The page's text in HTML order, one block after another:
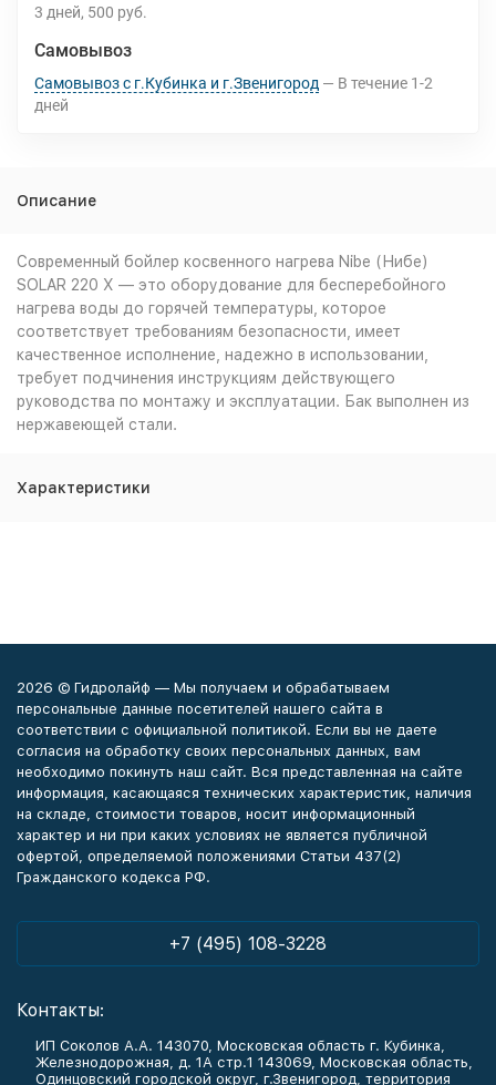
3 дней 500 руб.
Самовывоз
Самовывоз с г.Кубинка и г.Звенигород В течение 1-2
дней
Описание
Современный бойлер косвенного нагрева Nibe (Нибе)
SOLAR 220 X — это оборудование для бесперебойного
нагрева воды до горячей температуры, которое
соответствует требованиям безопасности, имеет
качественное исполнение, надежно в использовании,
требует подчинения инструкциям действующего
руководства по монтажу и эксплуатации. Бак выполнен из
нержавеющей стали.
Характеристики
2026 © Гидролайф — Мы получаем и обрабатываем
персональные данные посетителей нашего сайта в
соответствии с официальной политикой. Если вы не даете
согласия на обработку своих персональных данных, вам
необходимо покинуть наш сайт. Вся представленная на сайте
информация, касающаяся технических характеристик, наличия
на складе, стоимости товаров, носит информационный
характер и ни при каких условиях не является публичной
офертой, определяемой положениями Статьи 437(2)
Гражданского кодекса РФ.
+7 (495) 108-3228
Контакты:
ИП Соколов А.А. 143070, Московская область г. Кубинка,
Железнодорожная, д. 1А стр.1 143069, Московская область,
Одинцовский городской округ, г.Звенигород, территория